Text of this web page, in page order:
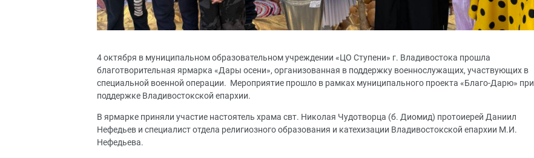
4 октября в муниципальном образовательном учреждении «ЦО Ступени» г. Владивостока прошла
благотворительная ярмарка «Дары осени», организованная в поддержку военнослужащих, участвующих в
специальной военной операции. Мероприятие прошло в рамках муниципального проекта «Благо-Дарю» при
поддержке Владивостокской епархии.
В ярмарке приняли участие настоятель храма свт. Николая Чудотворца (б. Диомид) протоиерей Даниил
Нефедьев и специалист отдела религиозного образования и катехизации Владивостокской епархии М.И.
Нефедьева.